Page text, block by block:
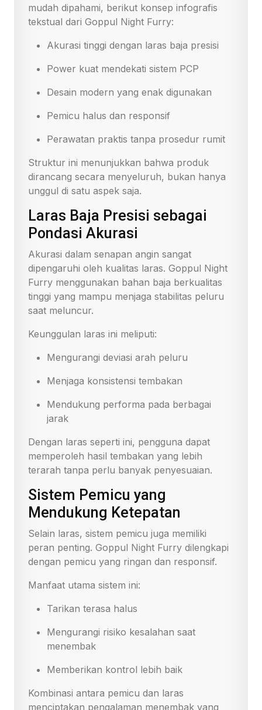
mudah dipahami, berikut konsep infografis
tekstual dari Goppul Night Furry:
Akurasi tinggi dengan laras baja presisi
Power kuat mendekati sistem PCP
Desain modern yang enak digunakan
Pemicu halus dan responsif
Perawatan praktis tanpa prosedur rumit
Struktur ini menunjukkan bahwa produk
dirancang secara menyeluruh, bukan hanya
unggul di satu aspek saja.
Laras Baja Presisi sebagai
Pondasi Akurasi
Akurasi dalam senapan angin sangat
dipengaruhi oleh kualitas laras. Goppul Night
Furry menggunakan bahan baja berkualitas
tinggi yang mampu menjaga stabilitas peluru
saat meluncur.
Keunggulan laras ini meliputi:
Mengurangi deviasi arah peluru
Menjaga konsistensi tembakan
Mendukung performa pada berbagai
jarak
Dengan laras seperti ini, pengguna dapat
memperoleh hasil tembakan yang lebih
terarah tanpa perlu banyak penyesuaian.
Sistem Pemicu yang
Mendukung Ketepatan
Selain laras, sistem pemicu juga memiliki
peran penting. Goppul Night Furry dilengkapi
dengan pemicu yang ringan dan responsif.
Manfaat utama sistem ini:
Tarikan terasa halus
Mengurangi risiko kesalahan saat
menembak
Memberikan kontrol lebih baik
Kombinasi antara pemicu dan laras
menciptakan pengalaman menembak yang